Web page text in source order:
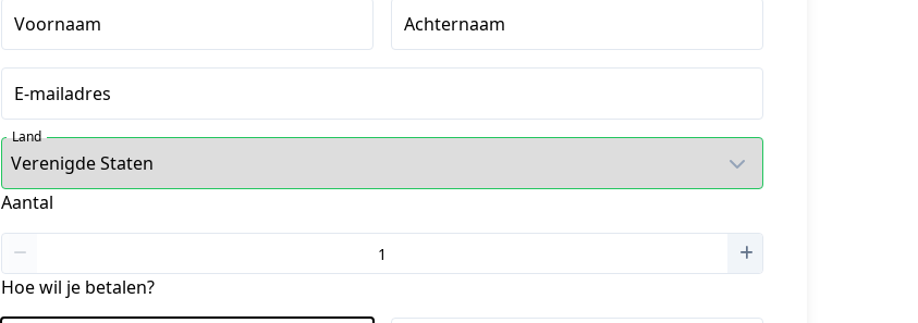
Voornaam Achternaam
E-mailadres
Land
Aantal
Hoe wil je betalen?